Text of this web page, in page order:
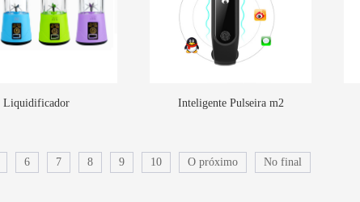
Liquidificador Inteligente Pulseira m2
6 7 8 9 10 O próximo No final